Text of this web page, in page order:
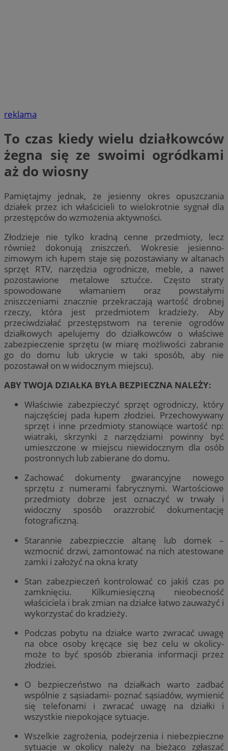
reklama
To czas kiedy wielu działkowców
żegna się ze swoimi ogródkami
aż do wiosny
Pamiętajmy jednak, że jesienny okres opuszczania
działek przez ich właścicieli to wielokrotnie sygnał dla
przestępców do wzmożenia aktywności.
Złodzieje nie tylko kradną cenne przedmioty, lecz
również dokonują zniszczeń. Wokresie jesienno-
zimowym ich łupem staje się pozostawiany w altanach
sprzęt RTV, narzędzia ogrodnicze, meble, a nawet
pozostawione metalowe sztućce. Często straty
spowodowane włamaniem oraz powstałymi
zniszczeniami znacznie przekraczają wartość drobnej
rzeczy, która jest przedmiotem kradzieży. Aby
przeciwdziałać przestępstwom na terenie ogrodów
działkowych apelujemy do działkowców o właściwe
zabezpieczenie sprzętu (w miarę możliwości zabranie
go do domu lub ukrycie w taki sposób, aby nie
pozostawał on w widocznym miejscu).
ABY TWOJA DZIAŁKA BYŁA BEZPIECZNA NALEŻY:
Właściwie zabezpieczyć sprzęt ogrodniczy, który
najczęściej pada łupem złodziei. Przechowywany
sprzęt i inne przedmioty stanowiące wartość np:
wiatraki, skrzynki z narzędziami powinny być
umieszczone w miejscu niewidocznym dla osób
postronnych lub zabierane do domu.
Zachować dokumenty gwarancyjne nowego
sprzętu z numerami fabrycznymi. Wartościowe
przedmioty dobrze jest oznaczyć w trwały i
widoczny sposób orazzrobić dokumentację
fotograficzną.
Starannie zabezpieczcie altanę lub domek –
wzmocnić drzwi, zamontować na nich atestowane
zamki i założyć na okna kraty
Stan zabezpieczeń kontrolować co jakiś czas po
zamknięciu. Kilkumiesięczną nieobecność
właściciela i brak zmian na działce łatwo zauważyć i
wykorzystać do kradzieży.
Podczas pobytu na działce warto zwracać uwagę
na obce osoby kręcące się bez celu w okolicy-
może to być sposób zbierania informacji przez
złodziei.
O bezpieczeństwo na działkach warto zadbać
wspólnie z sąsiadami- poznać sąsiadów, wymienić
się telefonami i zwracać uwagę na działki i
wszystkie niepokojące sytuacje.
Wszelkie zagrożenia, podejrzenia i niebezpieczne
sytuacje w okolicy należy na bieżąco zgłaszać